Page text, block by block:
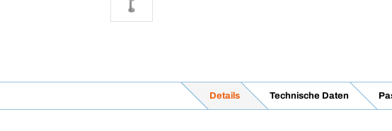
Details Technische Daten